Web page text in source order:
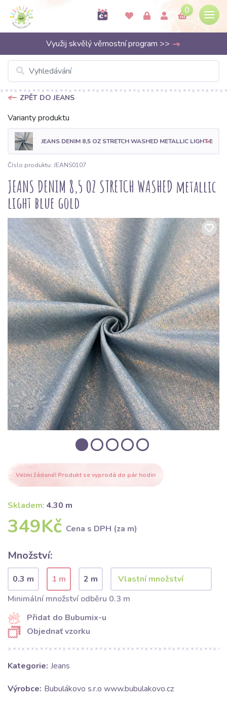
0
Využij skvělý věrnostní program >>
ZPĚT DO JEANS
Varianty produktu
JEANS DENIM 8,5 OZ STRETCH WASHED METALLIC LIGHT
Číslo produktu: JEANS0107
JEANS DENIM 8,5 OZ STRETCH WASHED metallic
light blue gold
Velmi žádané! Produkt se vyprodá do pár hodin
Skladem: 4.30 m
349Kč Cena s DPH (za m)
Množství:
0.3 m 1 m
2 m
Minimální množství odběru 0.3 m
Přidat do Bubumix-u
Objednať vzorku
Kategorie: Jeans
Výrobce: Bubulákovo s.r.o www.bubulakovo.cz